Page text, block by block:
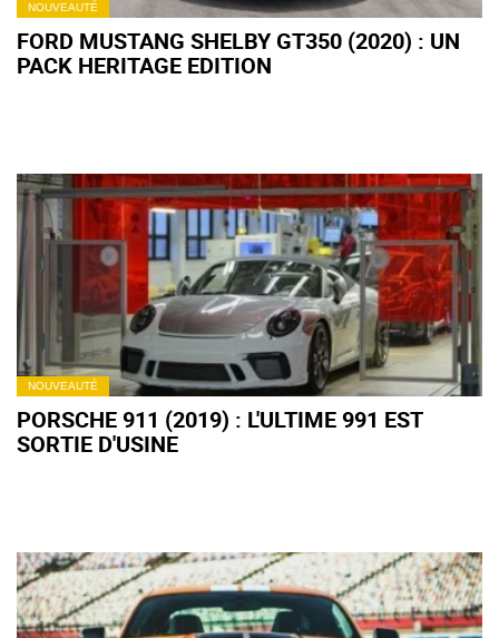
NOUVEAUTÉ
FORD MUSTANG SHELBY GT350 (2020) : UN
PACK HERITAGE EDITION
NOUVEAUTÉ
PORSCHE 911 (2019) : L'ULTIME 991 EST
SORTIE D'USINE